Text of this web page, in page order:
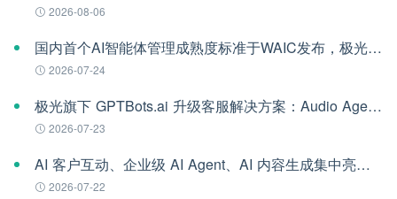
2026-08-06
国内首个AI智能体管理成熟度标准于WAIC发布，极光参编
2026-07-24
极光旗下 GPTBots.ai 升级客服解决方案：Audio Agent 打通企业通信线路，LINE 客服插件 2.0 同步上线
2026-07-23
AI 客户互动、企业级 AI Agent、AI 内容生成集中亮相！极光旗下EngageLab WAIC 2026 现场回顾
2026-07-22